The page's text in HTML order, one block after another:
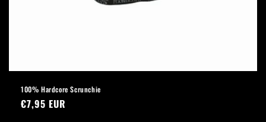
100% Hardcore Scrunchie
Normaler
€7,95 EUR